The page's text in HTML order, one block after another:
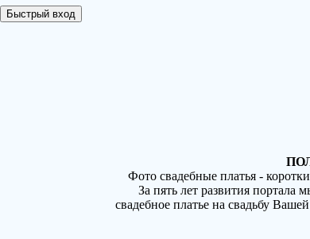
Фото свадебные платья -
За пять лет развития портала
свадебное платье на свадьбу